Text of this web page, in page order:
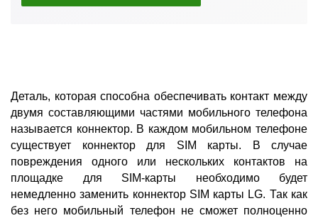
Деталь, которая способна обеспечивать контакт между
двумя составляющими частями мобильного телефона
называется коннектор. В каждом мобильном телефоне
существует коннектор для SIM карты. В случае
повреждения одного или нескольких контактов на
площадке для SIM-карты необходимо будет
немедленно заменить коннектор SIM карты LG. Так как
без него мобильный телефон не сможет полноценно